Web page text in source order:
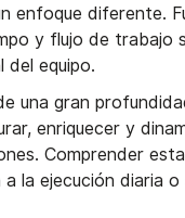
enfoque diferente.
y flujo de trabajo
equipo.
una gran
enriquecer y
Comprender
la ejecución diaria